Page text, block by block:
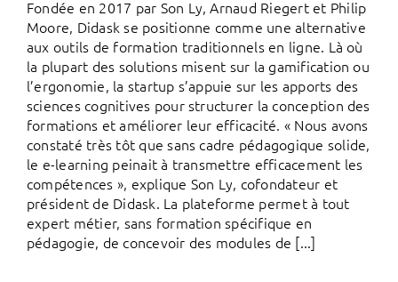
Fondée en 2017 par Son Ly, Arnaud Riegert et Philip
Moore, Didask se positionne comme une alternative
aux outils de formation traditionnels en ligne. Là où
la plupart des solutions misent sur la gamification ou
l’ergonomie, la startup s’appuie sur les apports des
sciences cognitives pour structurer la conception des
formations et améliorer leur efficacité. « Nous avons
constaté très tôt que sans cadre pédagogique solide,
le e-learning peinait à transmettre efficacement les
compétences », explique Son Ly, cofondateur et
président de Didask. La plateforme permet à tout
expert métier, sans formation spécifique en
pédagogie, de concevoir des modules de [...]